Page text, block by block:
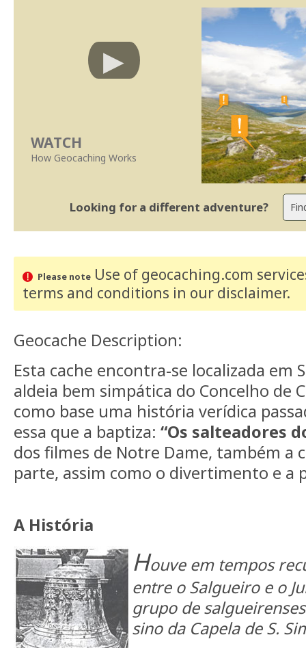
WATCH
How Geocaching Works
Looking for a different adventure?
Please noteUse of geocaching.com
terms and conditions in our disclaimer.
Geocache Description:
Esta cache encontra-se localizada em
aldeia bem simpática do Concelho de
como base uma história verídica
essa que a baptiza: “Os salteadores
dos filmes de Notre Dame, também a
parte, assim como o divertimento e a
A História
Houve em tempos
entre o Salgueiro e o
grupo de
sino da Capela de S.